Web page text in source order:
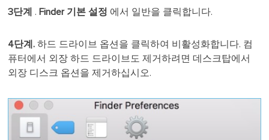
3단계 . Finder 기본 설정 에서 일반을 클릭합니다.
4단계. 하드 드라이브 옵션을 클릭하여 비활성화합니다. 컴
퓨터에서 외장 하드 드라이브도 제거하려면 데스크탑에서
외장 디스크 옵션을 제거하십시오.